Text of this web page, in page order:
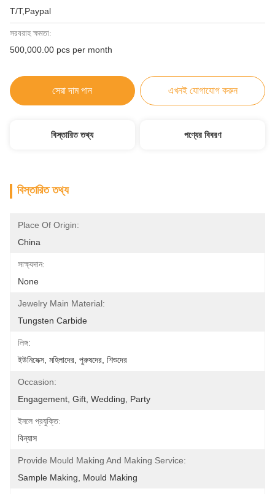
T/T,Paypal
সরবরাহ ক্ষমতা:
500,000.00 pcs per month
সেরা দাম পান এখনই যোগাযোগ করুন
বিস্তারিত তথ্য পণ্যের বিবরণ
বিস্তারিত তথ্য
Place Of Origin:
China
সাক্ষ্যদান:
None
Jewelry Main Material:
Tungsten Carbide
লিঙ্গ:
ইউনিসেক্স, মহিলাদের, পুরুষদের, শিশুদের
Occasion:
Engagement, Gift, Wedding, Party
ইনলে প্রযুক্তি:
বিন্যাস
Provide Mould Making And Making Service:
Sample Making, Mould Making